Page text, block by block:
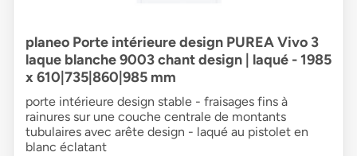
planeo Porte intérieure design PUREA Vivo 3
laque blanche 9003 chant design | laqué - 1985
x 610|735|860|985 mm
porte intérieure design stable - fraisages fins à
rainures sur une couche centrale de montants
tubulaires avec arête design - laqué au pistolet en
blanc éclatant